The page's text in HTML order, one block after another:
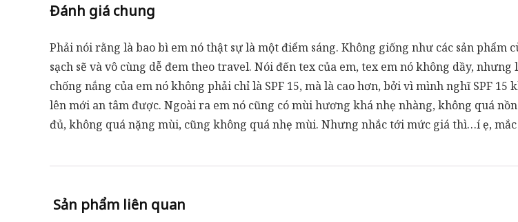
Đánh giá chung
Phải nói rằng là bao bì em nó thật sự là một điểm sáng. Không giống như các sản
sạch sẽ và vô cùng dễ đem theo travel. Nói đến tex của em, tex em nó không dầy,
chống nắng của em nó không phải chỉ là SPF 15, mà là cao hơn, bởi vì mình nghĩ SPF
lên mới an tâm được. Ngoài ra em nó cũng có mùi hương khá nhẹ nhàng, không quá
đủ, không quá nặng mùi, cũng không quá nhẹ mùi. Nhưng nhắc tới mức giá thì…í ẹ,
Sản phẩm liên quan